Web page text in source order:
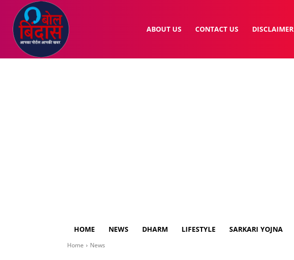
ABOUT US CONTACT US DISCLAIMER
HOME NEWS DHARM LIFESTYLE SARKARI YOJNA
Home News